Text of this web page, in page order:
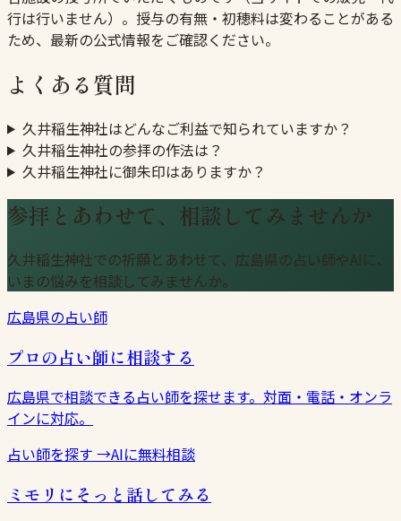
行は行いません）。授与の有無・初穂料は変わることがある
ため、最新の公式情報をご確認ください。
よくある質問
久井稲生神社はどんなご利益で知られていますか？
久井稲生神社の参拝の作法は？
久井稲生神社に御朱印はありますか？
参拝とあわせて、相談してみませんか
久井稲生神社での祈願とあわせて、広島県の占い師やAIに、
いまの悩みを相談してみませんか。
広島県の占い師
プロの占い師に相談する
広島県で相談できる占い師を探せます。対面・電話・オンラ
インに対応。
占い師を探す →AIに無料相談
ミモリにそっと話してみる